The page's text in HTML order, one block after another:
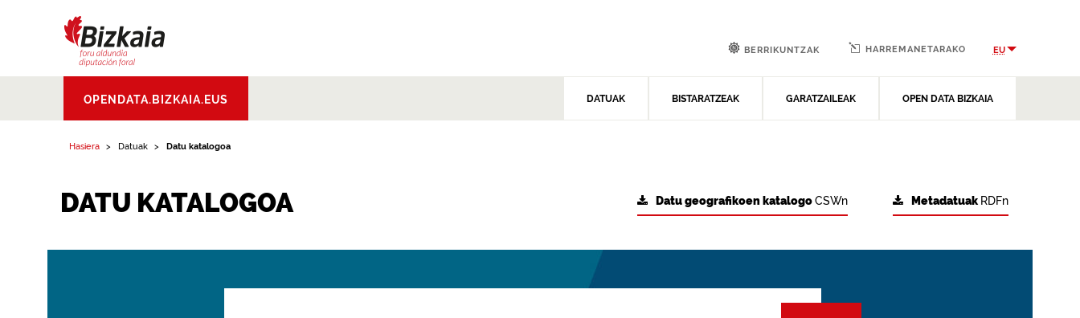
Aldundia.Diputacion
Foral de Bizkaia
OPENDATA.BIZKAIA.EUS DATUAK BISTARATZEAK GARATZAILEAK OPEN DATA BIZKAIA
BERRIKUNTZAK HARREMANETARAKO EU
Hasiera Datuak Datu katalogoa
DATU KATALOGOA Metadatuak RDFn
Datu geografikoen katalogoCSWn